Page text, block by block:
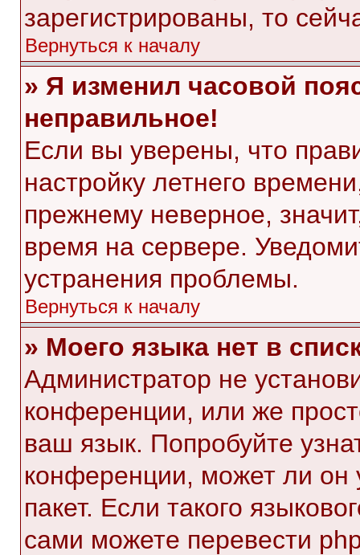
зарегистрированы, то
Вернуться к началу
» Я изменил часовой
неправильное!
Если вы уверены, что
настройку летнего
прежнему неверное,
время на сервере.
устранения проблемы.
Вернуться к началу
» Моего языка нет в
Администратор не
конференции, или же
ваш язык. Попробуйте
конференции, может ли он
пакет. Если такого
сами можете перевести